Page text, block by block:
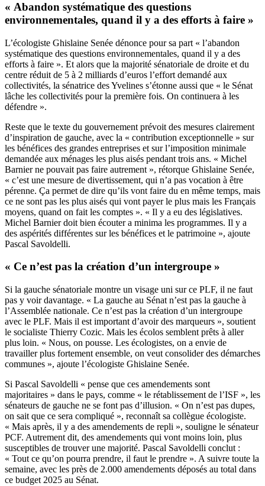
« Abandon systématique des questions
environnementales, quand il y a des efforts à faire »
L’écologiste Ghislaine Senée dénonce pour sa part « l’abandon
systématique des questions environnementales, quand il y a des
efforts à faire ». Et alors que la majorité sénatoriale de droite et du
centre réduit de 5 à 2 milliards d’euros l’effort demandé aux
collectivités, la sénatrice des Yvelines s’étonne aussi que « le Sénat
lâche les collectivités pour la première fois. On continuera à les
défendre ».
Reste que le texte du gouvernement prévoit des mesures clairement
d’inspiration de gauche, avec la « contribution exceptionnelle » sur
les bénéfices des grandes entreprises et sur l’imposition minimale
demandée aux ménages les plus aisés pendant trois ans. « Michel
Barnier ne pouvait pas faire autrement », rétorque Ghislaine Senée,
« c’est une mesure de divertissement, qui n’a pas vocation à être
pérenne. Ça permet de dire qu’ils vont faire du en même temps, mais
ce ne sont pas les plus aisés qui vont payer le plus mais les Français
moyens, quand on fait les comptes ». « Il y a eu des législatives.
Michel Barnier doit bien écouter a minima les programmes. Il y a
des aspérités différentes sur les bénéfices et le patrimoine », ajoute
Pascal Savoldelli.
« Ce n’est pas la création d’un intergroupe »
Si la gauche sénatoriale montre un visage uni sur ce PLF, il ne faut
pas y voir davantage. « La gauche au Sénat n’est pas la gauche à
l’Assemblée nationale. Ce n’est pas la création d’un intergroupe
avec le PLF. Mais il est important d’avoir des marqueurs », soutient
le socialiste Thierry Cozic. Mais les écolos semblent prêts à aller
plus loin. « Nous, on pousse. Les écologistes, on a envie de
travailler plus fortement ensemble, on veut consolider des démarches
communes », ajoute l’écologiste Ghislaine Senée.
Si Pascal Savoldelli « pense que ces amendements sont
majoritaires » dans le pays, comme « le rétablissement de l’ISF », les
sénateurs de gauche ne se font pas d’illusion. « On n’est pas dupes,
on sait que ce sera compliqué », reconnaît sa collègue écologiste.
« Mais après, il y a des amendements de repli », souligne le sénateur
PCF. Autrement dit, des amendements qui vont moins loin, plus
susceptibles de trouver une majorité. Pascal Savoldelli conclut :
« Tout ce qu’on pourra prendre, il faut le prendre ». A suivre toute la
semaine, avec les près de 2.000 amendements déposés au total dans
ce budget 2025 au Sénat.